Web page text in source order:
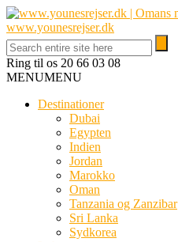
Ring til os 20 66 03 08
MENUMENU
Destinationer
Dubai
Egypten
Indien
Jordan
Marokko
Oman
Tanzania og Zanzibar
Sri Lanka
Sydkorea